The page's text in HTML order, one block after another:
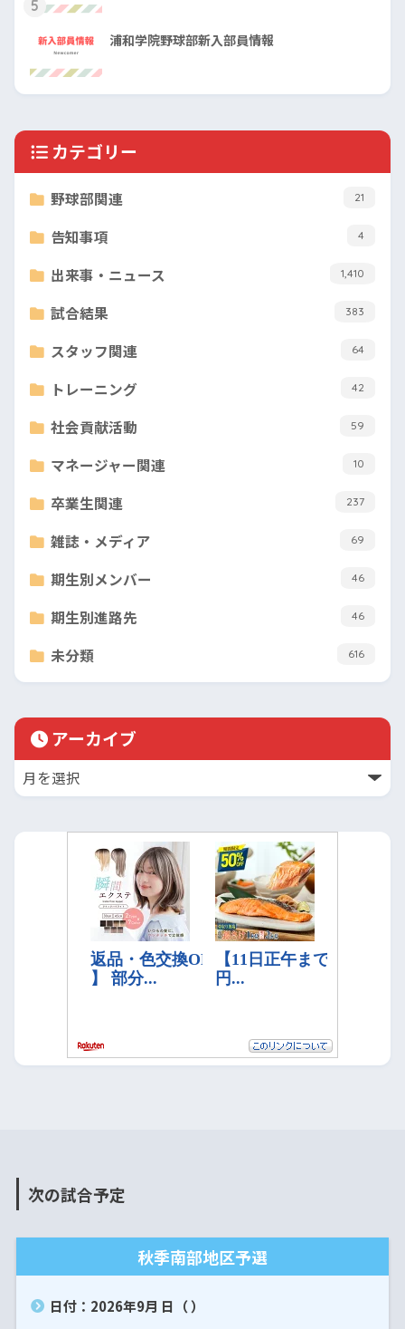
5
浦和学院野球部新入部員情報
カテゴリー
野球部関連 21
告知事項 4
出来事・ニュース 1,410
試合結果 383
スタッフ関連 64
トレーニング 42
社会貢献活動 59
マネージャー関連 10
卒業生関連 237
雑誌・メディア 69
期生別メンバー 46
期生別進路先 46
未分類 616
アーカイブ
次の試合予定
秋季南部地区予選
日付：2026年9月 日（ ）